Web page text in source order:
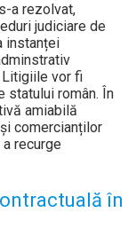
a rezolvat,
judiciare de
instanței
Litigiile vor fi
statului român. În
amiabilă
comercianților
recurge
în